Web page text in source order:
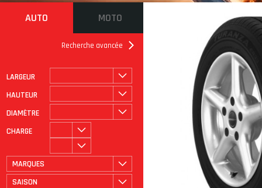
AUTO MOTO
Recherche avancée
LARGEUR
HAUTEUR
DIAMÈTRE
CHARGE
MARQUES
SAISON
ROULAGE À PLAT